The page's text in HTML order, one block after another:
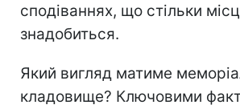
сподіваннях, що стільки
знадобиться.
Який вигляд матиме
кладовище? Ключовими